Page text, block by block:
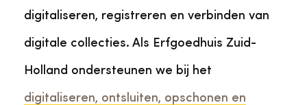
digitaliseren, registreren en verbinden van
digitale collecties. Als Erfgoedhuis Zuid-
Holland ondersteunen we bij het
digitaliseren, ontsluiten, opschonen en